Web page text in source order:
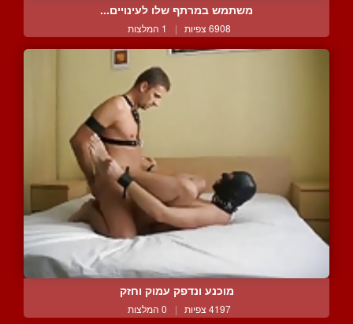
משתמש במרתף שלו לעינויים...
6908 צפיות | 1 המלצות
מוכנע ונדפק עמוק וחזק
4197 צפיות | 0 המלצות